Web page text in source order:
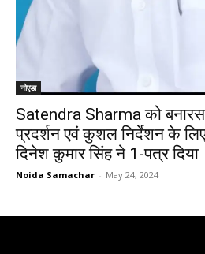
नोएडा
Satendra Sharma को
प्रदर्शन एवं कुशल निर्देशन के लिए
दिनेश कुमार सिंह ने 1-पत्र दिया
Noida Samachar - May 24, 2024